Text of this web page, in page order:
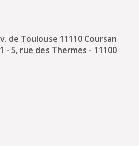
de Toulouse 11110 Coursan
- 5, rue des Thermes - 11100